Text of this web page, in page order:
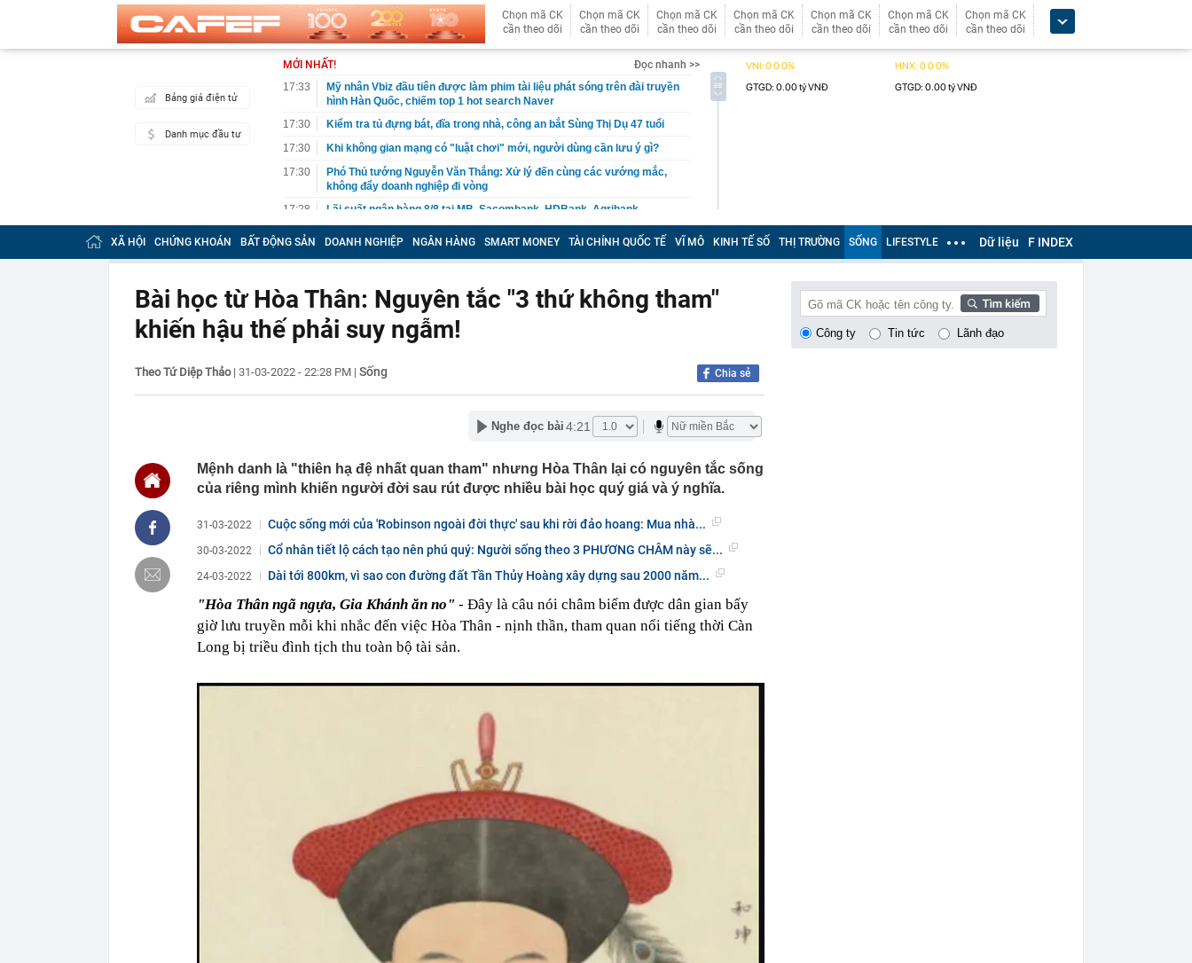
Chọn mã CK
cần theo dõi
Chọn mã CK
cần theo dõi
Chọn mã CK
cần theo dõi
Chọn mã CK
cần theo dõi
Chọn mã CK
cần theo dõi
Chọn mã CK
cần theo dõi
Chọn mã CK
cần theo dõi
Bảng giá điện tử
Danh mục đầu tư
MỚI NHẤT!
Đọc nhanh >>
17:33
Mỹ nhân Vbiz đầu tiên được làm phim tài liệu phát sóng trên đài truyền
hình Hàn Quốc, chiếm top 1 hot search Naver
17:30
Kiểm tra tủ đựng bát, đĩa trong nhà, công an bắt Sùng Thị Dụ 47 tuổi
17:30
Khi không gian mạng có "luật chơi" mới, người dùng cần lưu ý gì?
17:30
Phó Thủ tướng Nguyễn Văn Thắng: Xử lý đến cùng các vướng mắc,
không đẩy doanh nghiệp đi vòng
17:28
Lãi suất ngân hàng 8/8 tại MB, Sacombank, HDBank, Agribank,
Vietcombank, BIDV, VietinBank,...
17:27
Elon Musk từ chối cho Ukraine dùng Starlink dẫn đường cho các đòn
tập kích
tiết lộ 3 bí quyết đơn giản
17:08
Tiểu thư Harper Beckham khoe visual xinh đẹp, thanh xuân mơn mởn
trên du thuyền triệu đô, đọ sắc cùng mẹ - Victoria ngoài 50 vẫn đỉnh
17:07
Người đang dùng máy tính cần làm ngay điều này để tránh bị phạt tới
16:50
Căn nhà ở quê của Hari Won
16:44
Công bố nguyên nhân vụ cháy chung cư ở Hồng Kông (Trung Quốc)
lá
16:40
Khởi tố, cấm xuất cảnh với chủ hộ kinh doanh Trang Dương
16:38
Bất chấp tháng 7 Âm lịch, 3 con giáp này vẫn được Thần tài che chở,
dễ gặp quý nhân cuộc đời
16:37
Người bán cá tiết lộ: 6 loại cá biển giá bình dân, người không biết hay
bỏ qua, người sành lại thích mua
16:36
Omoda & Jaecoo triển khai loạt ưu đãi tháng 8, giá Omoda C5 từ 459,1
16:33
Vì sao ngày càng nhiều gia đình không còn lát kín sân bằng gạch? 2
Tỉ phú sáng lập 'cá voi' Strategy: ChatGPT giúp tôi kiếm 15 tỷ USD,
đừng làm việc nhiều hơn robot
XÃ HỘI CHỨNG KHOÁN BẤT ĐỘNG SẢN DOANH NGHIỆP NGÂN HÀNG SMART MONEY TÀI CHÍNH QUỐC TẾ VĨ MÔ KINH TẾ SỐ THỊ TRƯỜNG SỐNG LIFESTYLE Dữ liệu F INDEX
Bài học từ Hòa Thân: Nguyên tắc "3 thứ không tham"
khiến hậu thế phải suy ngẫm!
Theo Tứ Diệp Thảo| 31-03-2022 - 22:28 PM | Sống Chia sẻ
Nghe đọc bài 4:21
Mệnh danh là "thiên hạ đệ nhất quan tham" nhưng Hòa Thân lại có nguyên tắc sống
của riêng mình khiến người đời sau rút được nhiều bài học quý giá và ý nghĩa.
31-03-2022 Cuộc sống mới của 'Robinson ngoài đời thực' sau khi rời đảo hoang: Mua nhà...
30-03-2022 Cổ nhân tiết lộ cách tạo nên phú quý: Người sống theo 3 PHƯƠNG CHÂM này sẽ...
24-03-2022 Dài tới 800km, vì sao con đường đất Tần Thủy Hoàng xây dựng sau 2000 năm...
"Hòa Thân ngã ngựa, Gia Khánh ăn no" - Đây là câu nói châm biếm được dân gian bấy
giờ lưu truyền mỗi khi nhắc đến việc Hòa Thân - nịnh thần, tham quan nổi tiếng thời Càn
Long bị triều đình tịch thu toàn bộ tài sản.
Công ty Tin tức Lãnh đạo